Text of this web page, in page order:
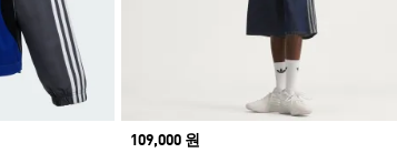
Price
109,000 원